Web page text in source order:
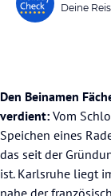
Deine
Den Beinamen
verdient: Vom
Speichen eines
das seit der
ist. Karlsruhe liegt
nahe der